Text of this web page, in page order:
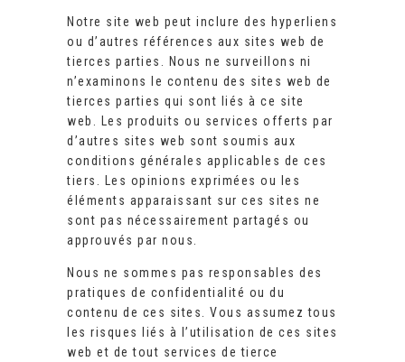
Notre site web peut inclure des hyperliens
ou d’autres références aux sites web de
tierces parties. Nous ne surveillons ni
n’examinons le contenu des sites web de
tierces parties qui sont liés à ce site
web. Les produits ou services offerts par
d’autres sites web sont soumis aux
conditions générales applicables de ces
tiers. Les opinions exprimées ou les
éléments apparaissant sur ces sites ne
sont pas nécessairement partagés ou
approuvés par nous.
Nous ne sommes pas responsables des
pratiques de confidentialité ou du
contenu de ces sites. Vous assumez tous
les risques liés à l’utilisation de ces sites
web et de tout services de tierce